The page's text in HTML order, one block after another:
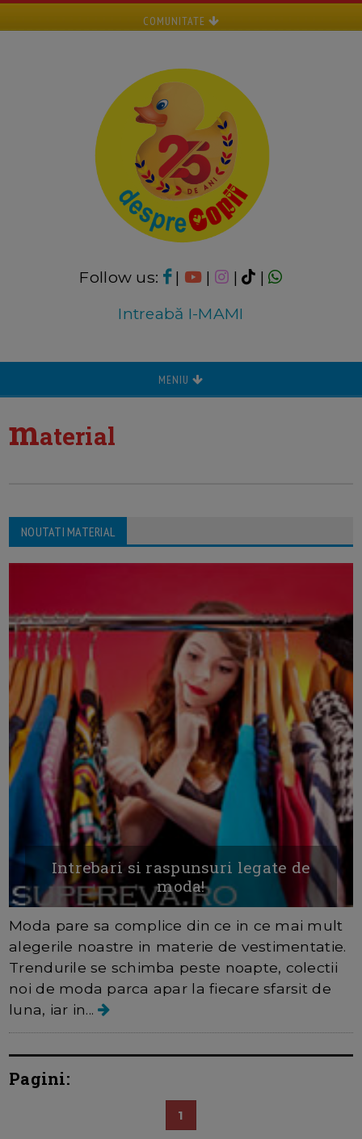
COMUNITATE
Follow us: | | |
|
Intreabă I-MAMI
MENIU
material
NOUTATI MATERIAL
Intrebari si raspunsuri legate de
moda!
Moda pare sa complice din ce in ce mai mult
alegerile noastre in materie de vestimentatie.
Trendurile se schimba peste noapte, colectii
noi de moda parca apar la fiecare sfarsit de
luna, iar in...
Pagini:
1